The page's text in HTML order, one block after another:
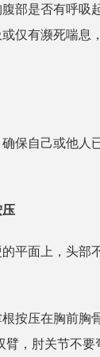
是否有呼吸
仅有濒死喘息
自己或他人
压
面上，头部
压在胸前胸
臂，肘关节不要